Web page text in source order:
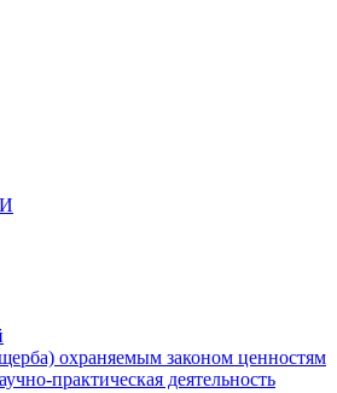
охраняемым законом ценностям
практическая деятельность